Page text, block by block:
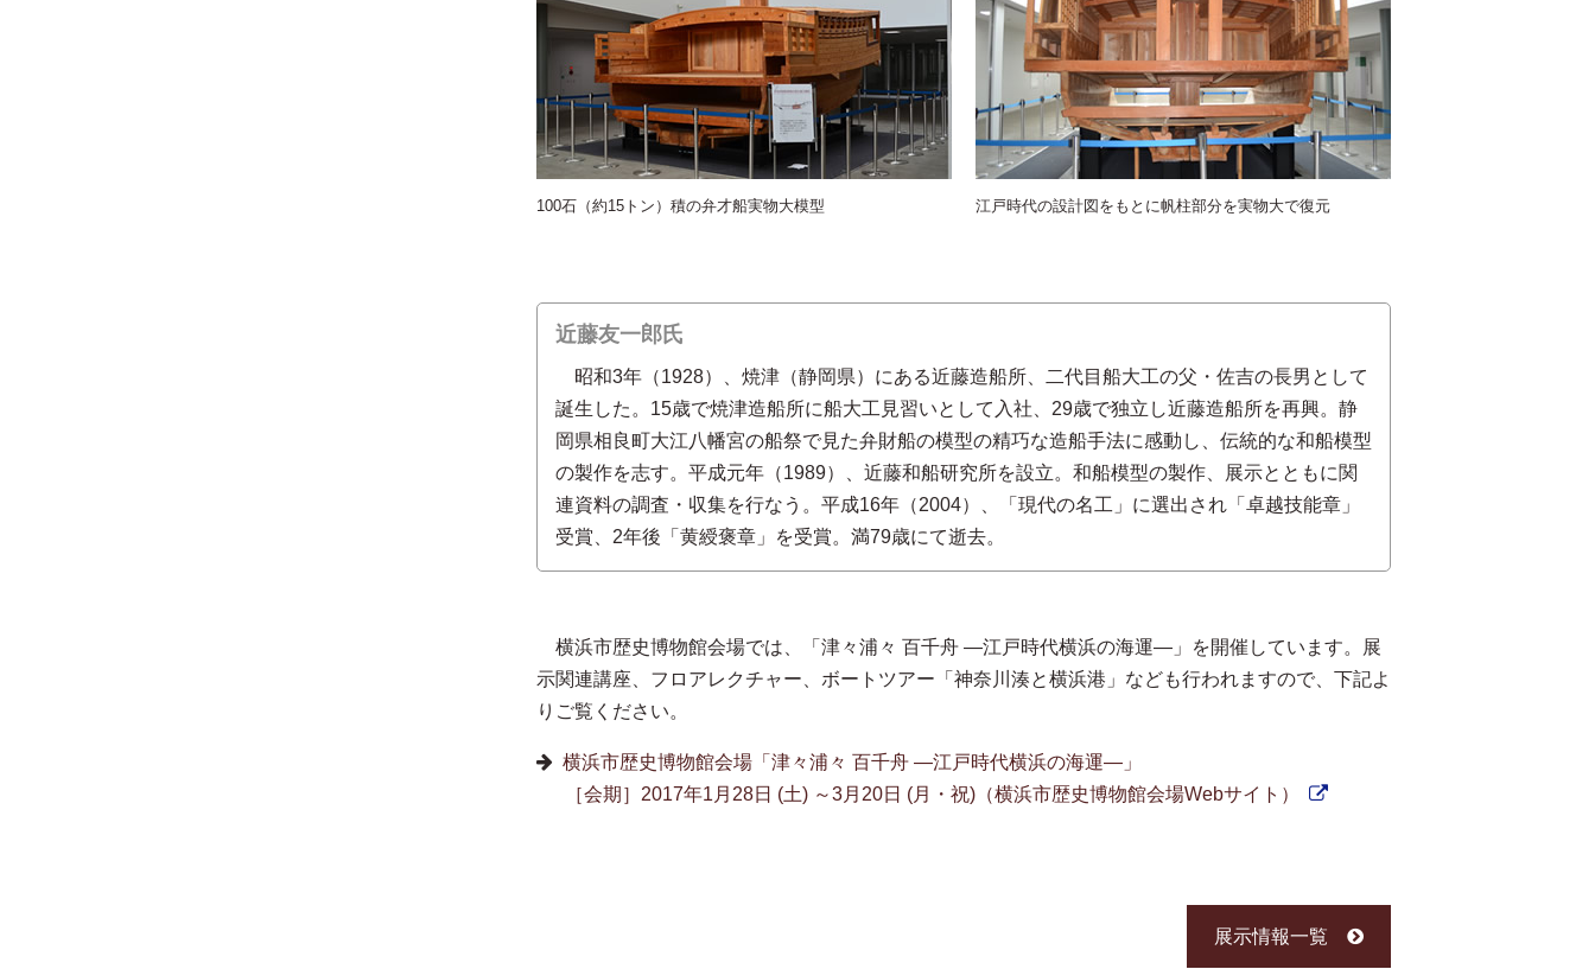
100石（約15トン）積の弁才船実物大模型 江戸時代の設計図をもとに帆柱部分を実物大で復元
近藤友一郎氏
昭和3年（1928）、焼津（静岡県）にある近藤造船所、二代目船大工の父・佐吉の長男として
誕生した。15歳で焼津造船所に船大工見習いとして入社、29歳で独立し近藤造船所を再興。静
岡県相良町大江八幡宮の船祭で見た弁財船の模型の精巧な造船手法に感動し、伝統的な和船模型
の製作を志す。平成元年（1989）、近藤和船研究所を設立。和船模型の製作、展示とともに関
連資料の調査・収集を行なう。平成16年（2004）、「現代の名工」に選出され「卓越技能章」
受賞、2年後「黄綬褒章」を受賞。満79歳にて逝去。
横浜市歴史博物館会場では、「津々浦々 百千舟 —江戸時代横浜の海運—」を開催しています。展
示関連講座、フロアレクチャー、ボートツアー「神奈川湊と横浜港」なども行われますので、下記よ
りご覧ください。
横浜市歴史博物館会場「津々浦々 百千舟 —江戸時代横浜の海運—」
［会期］2017年1月28日 (土) ～3月20日 (月・祝)（横浜市歴史博物館会場Webサイト）
展示情報一覧